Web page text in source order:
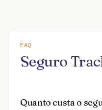
FAQ
Seguro
Quanto custa o